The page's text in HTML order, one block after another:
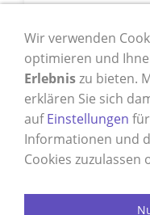
Papier aus
Gummierung
Heften (mit je
* Alle Preise inkl.
Wir verwenden
optimieren und
Erlebniszu bieten.
erklären Sie sich
aufEinstellungen
Informationen und
Cookies zuzulassen